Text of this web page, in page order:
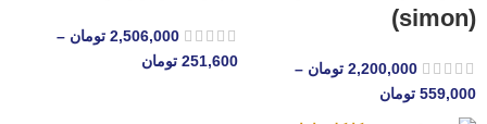
(simon)
2,200,000 تومان –
559,000 تومان
2,506,000 تومان –
251,600 تومان